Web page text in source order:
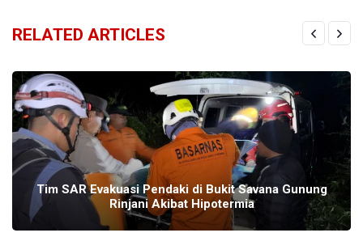
RELATED ARTICLES
Tim SAR Evakuasi Pendaki di Bukit Savana Gunung
Rinjani Akibat Hipotermia